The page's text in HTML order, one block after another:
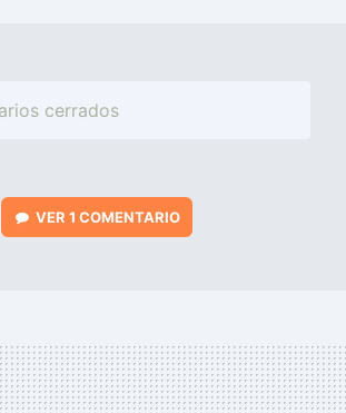
cerrados
VER 1 COMENTARIO